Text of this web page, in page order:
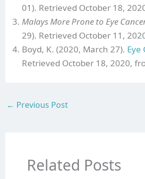
01). Retrieved October 18,
Malays More Prone to Eye
29). Retrieved October 11,
Boyd, K. (2020, March 27). Eye
Retrieved October 18, 2020,
← Previous Post
Related Posts